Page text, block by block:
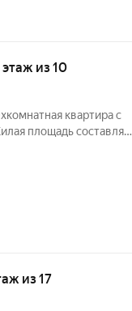
этаж из 10
квартира с
площадь составляет
кирпичный! Минимум
из 17